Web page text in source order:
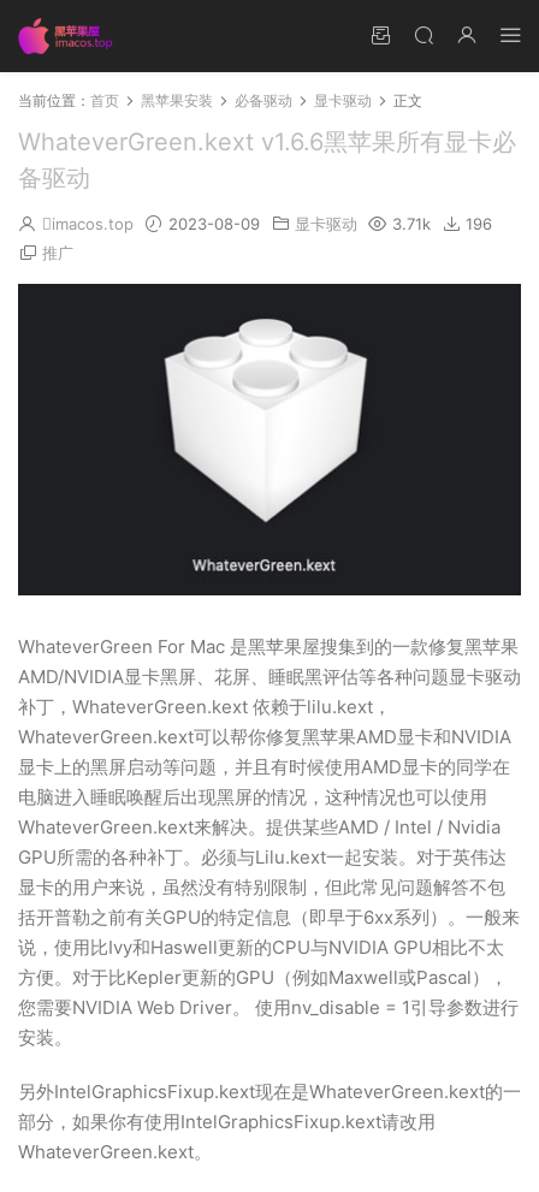
当前位置： 首页 黑苹果安装 必备驱动 显卡驱动 正文
WhateverGreen.kext v1.6.6黑苹果所有显卡必
备驱动
imacos.top 2023-08-09 显卡驱动 3.71k
196
推广
WhateverGreen For Mac 是黑苹果屋搜集到的一款修复黑苹果
AMD/NVIDIA显卡黑屏、花屏、睡眠黑评估等各种问题显卡驱动
补丁，WhateverGreen.kext 依赖于lilu.kext，
WhateverGreen.kext可以帮你修复黑苹果AMD显卡和NVIDIA
显卡上的黑屏启动等问题，并且有时候使用AMD显卡的同学在
电脑进入睡眠唤醒后出现黑屏的情况，这种情况也可以使用
WhateverGreen.kext来解决。提供某些AMD / Intel / Nvidia
GPU所需的各种补丁。必须与Lilu.kext一起安装。对于英伟达
显卡的用户来说，虽然没有特别限制，但此常见问题解答不包
括开普勒之前有关GPU的特定信息（即早于6xx系列）。一般来
说，使用比Ivy和Haswell更新的CPU与NVIDIA GPU相比不太
方便。对于比Kepler更新的GPU（例如Maxwell或Pascal），
您需要NVIDIA Web Driver。 使用nv_disable = 1引导参数进行
安装。
另外IntelGraphicsFixup.kext现在是WhateverGreen.kext的一
部分，如果你有使用IntelGraphicsFixup.kext请改用
WhateverGreen.kext。